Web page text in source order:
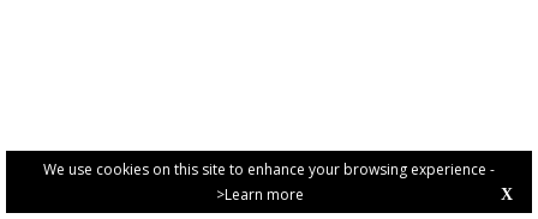
We use cookies on this site to enhance your browsing experience -
>Learn more
X